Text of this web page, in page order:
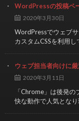
WordPressの投稿ペ
2020年3月30日
WordPressでウェブ
カスタムCSSを利用
ウェブ担当者向けに
2020年3月11日
「Chrome」は後発
快な動作で人気とな